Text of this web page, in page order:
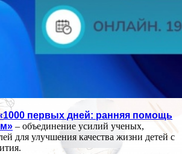
первых дней: ранняя помощь
– объединение усилий ученых,
для улучшения качества жизни детей с